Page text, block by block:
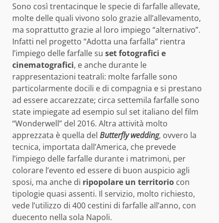
Sono così trentacinque le specie di farfalle allevate,
molte delle quali vivono solo grazie all’allevamento,
ma soprattutto grazie al loro impiego “alternativo”.
Infatti nel progetto “Adotta una farfalla” rientra
l’impiego delle farfalle su set fotografici e
cinematografici, e anche durante le
rappresentazioni teatrali: molte farfalle sono
particolarmente docili e di compagnia e si prestano
ad essere accarezzate; circa settemila farfalle sono
state impiegate ad esempio sul set italiano del film
“Wonderwell” del 2016. Altra attività molto
apprezzata è quella del Butterfly wedding, ovvero la
tecnica, importata dall’America, che prevede
l’impiego delle farfalle durante i matrimoni, per
colorare l’evento ed essere di buon auspicio agli
sposi, ma anche di ripopolare un territorio con
tipologie quasi assenti. Il servizio, molto richiesto,
vede l’utilizzo di 400 cestini di farfalle all’anno, con
duecento nella sola Napoli.